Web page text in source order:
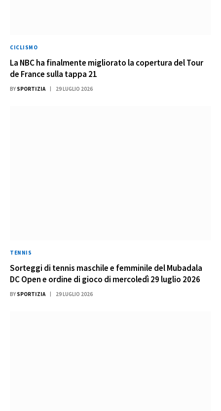
CICLISMO
La NBC ha finalmente migliorato la copertura del Tour
de France sulla tappa 21
BY SPORTIZIA 29 LUGLIO 2026
TENNIS
Sorteggi di tennis maschile e femminile del Mubadala
DC Open e ordine di gioco di mercoledì 29 luglio 2026
BY SPORTIZIA 29 LUGLIO 2026